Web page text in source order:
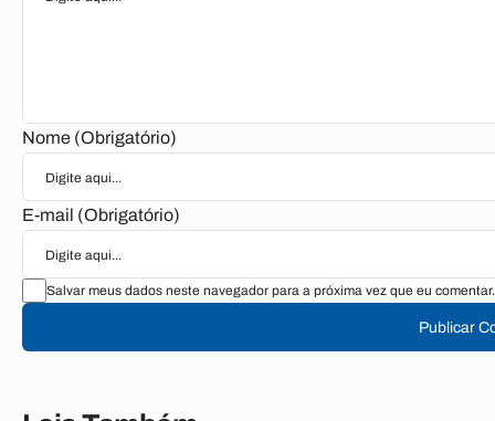
Nome (Obrigatório)
E-mail (Obrigatório)
Salvar meus dados neste navegador para a próxima vez que eu comentar.
Publicar